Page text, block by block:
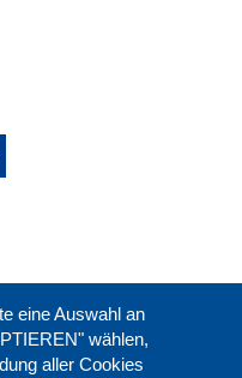
eine Auswahl an
wählen,
aller Cookies